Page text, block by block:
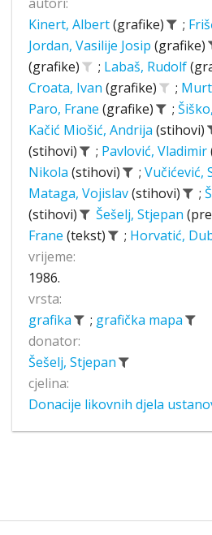
Kinert, Albert(grafike) ;
Jordan, Vasilije Josip (grafike)
(grafike)
; Labaš, Rudolf
Croata, Ivan (grafike) ;
Paro, Frane (grafike) ;
Kačić Miošić, Andrija (stihovi)
(stihovi)
; Pavlović, Vladimir
Nikola (stihovi) ; Vučićević,
Mataga, Vojislav(stihovi) ;
(stihovi)
Šešelj, Stjepan
Frane (tekst) ; Horvatić,
vrijeme:
1986.
vrsta:
grafika
; grafička mapa
donator:
Šešelj, Stjepan
cjelina:
Donacije likovnih djela